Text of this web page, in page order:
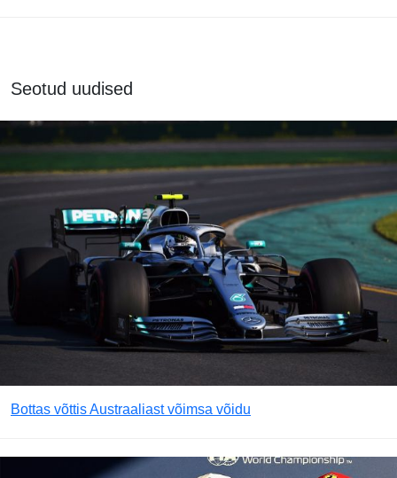
Seotud uudised
Bottas võttis Austraaliast võimsa võidu